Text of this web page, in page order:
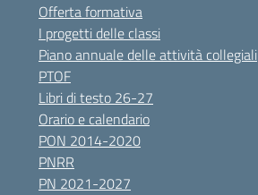
Offerta formativa
I progetti delle classi
Piano annuale delle attività collegiali
PTOF
Libri di testo 26-27
Orario e calendario
PON 2014-2020
PNRR
PN 2021-2027